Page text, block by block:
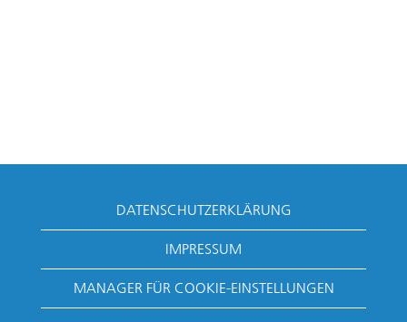
DATENSCHUTZERKLÄRUNG
IMPRESSUM
MANAGER FÜR COOKIE-EINSTELLUNGEN